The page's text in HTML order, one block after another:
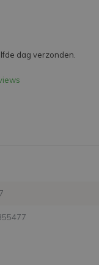
dag verzonden.